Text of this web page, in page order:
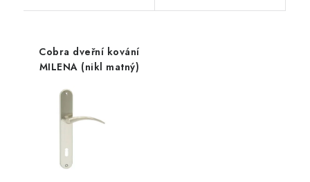
Cobra dveřní kování
MILENA (nikl matný)